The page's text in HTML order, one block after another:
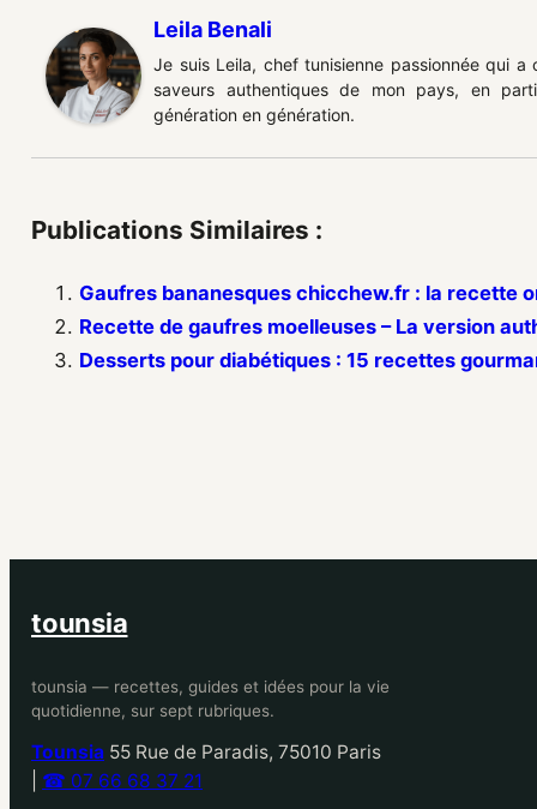
Leila Benali
Je suis Leila, chef tunisienne passionnée qui
saveurs authentiques de mon pays, en
génération en génération.
Publications Similaires :
Gaufres bananesques chicchew.fr : la recette
Recette de gaufres moelleuses – La version
Desserts pour diabétiques : 15 recettes
tounsia
tounsia — recettes, guides et idées pour la vie
quotidienne, sur sept rubriques.
Tounsia 55 Rue de Paradis, 75010 Paris
☎ 07 66 68 37 21